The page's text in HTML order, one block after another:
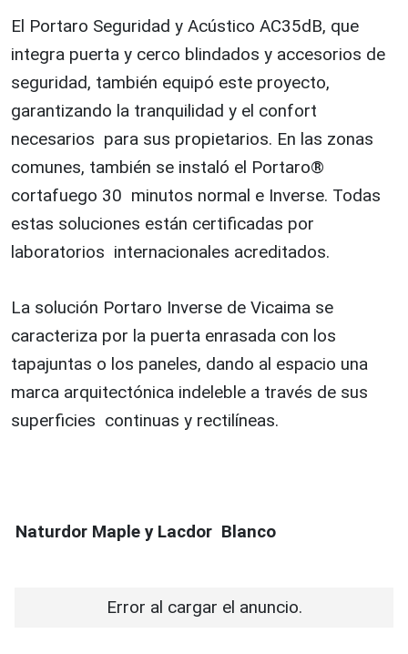
El Portaro Seguridad y Acústico AC35dB, que
integra puerta y cerco blindados y accesorios de
seguridad, también equipó este proyecto,
garantizando la tranquilidad y el confort
necesarios para sus propietarios. En las zonas
comunes, también se instaló el Portaro®
cortafuego 30 minutos normal e Inverse. Todas
estas soluciones están certificadas por
laboratorios internacionales acreditados.
La solución Portaro Inverse de Vicaima se
caracteriza por la puerta enrasada con los
tapajuntas o los paneles, dando al espacio una
marca arquitectónica indeleble a través de sus
superficies continuas y rectilíneas.
Naturdor Maple y Lacdor Blanco
Error al cargar el anuncio.